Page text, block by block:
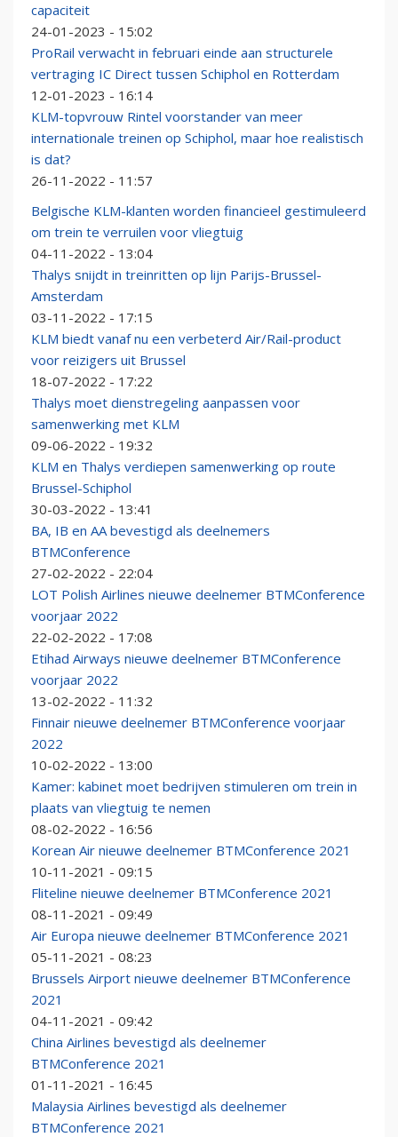
capaciteit
24-01-2023 - 15:02
ProRail verwacht in februari einde aan structurele
vertraging IC Direct tussen Schiphol en Rotterdam
12-01-2023 - 16:14
KLM-topvrouw Rintel voorstander van meer
internationale treinen op Schiphol, maar hoe realistisch
is dat?
26-11-2022 - 11:57
Belgische KLM-klanten worden financieel gestimuleerd
om trein te verruilen voor vliegtuig
04-11-2022 - 13:04
Thalys snijdt in treinritten op lijn Parijs-Brussel-
Amsterdam
03-11-2022 - 17:15
KLM biedt vanaf nu een verbeterd Air/Rail-product
voor reizigers uit Brussel
18-07-2022 - 17:22
Thalys moet dienstregeling aanpassen voor
samenwerking met KLM
09-06-2022 - 19:32
KLM en Thalys verdiepen samenwerking op route
Brussel-Schiphol
30-03-2022 - 13:41
BA, IB en AA bevestigd als deelnemers
BTMConference
27-02-2022 - 22:04
LOT Polish Airlines nieuwe deelnemer BTMConference
voorjaar 2022
22-02-2022 - 17:08
Etihad Airways nieuwe deelnemer BTMConference
voorjaar 2022
13-02-2022 - 11:32
Finnair nieuwe deelnemer BTMConference voorjaar
2022
10-02-2022 - 13:00
Kamer: kabinet moet bedrijven stimuleren om trein in
plaats van vliegtuig te nemen
08-02-2022 - 16:56
Korean Air nieuwe deelnemer BTMConference 2021
10-11-2021 - 09:15
Fliteline nieuwe deelnemer BTMConference 2021
08-11-2021 - 09:49
Air Europa nieuwe deelnemer BTMConference 2021
05-11-2021 - 08:23
Brussels Airport nieuwe deelnemer BTMConference
2021
04-11-2021 - 09:42
China Airlines bevestigd als deelnemer
BTMConference 2021
01-11-2021 - 16:45
Malaysia Airlines bevestigd als deelnemer
BTMConference 2021